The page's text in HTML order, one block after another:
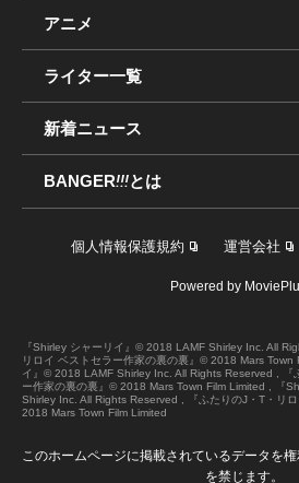
アニメ
ライター一覧
新着ニュース
BANGER!!!とは
個人情報保護規約 運営会社
Powered by
『Shirley シャーリイ』© 2018 LAMF Shirley Inc. All
リロイ ベストセラー作家の裏の裏』© 2018 Mars Town
イ』© 2018 LAMF Shirley Inc. All Rights Reserved , 『
ー作家の裏の裏』© 2018 Mars Town Film Limited , 『
Shirley Inc. All Rights Reserved , 『ふたりのJ・T・リ
2018 Mars Town Film Limited
このホームページに掲載されているデータを
を禁じます。